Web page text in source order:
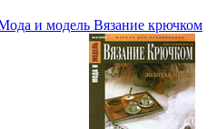
и модель Вязание крючком